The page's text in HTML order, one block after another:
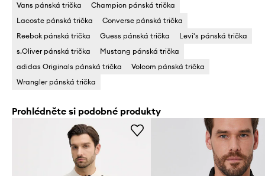
Vans pánská trička
Champion pánská trička
Lacoste pánská trička
Converse pánská trička
Reebok pánská trička
Guess pánská trička
Levi's pánská trička
s.Oliver pánská trička
Mustang pánská trička
adidas Originals pánská trička
Volcom pánská trička
Wrangler pánská trička
Prohlédněte si podobné produkty